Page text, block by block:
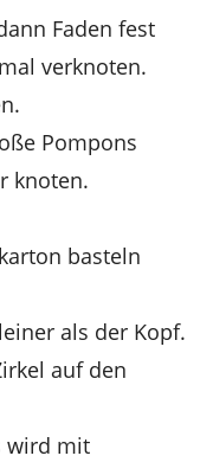
Faden fest
verknoten.
Pompons
knoten.
basteln
als der Kopf.
auf den
wird mit